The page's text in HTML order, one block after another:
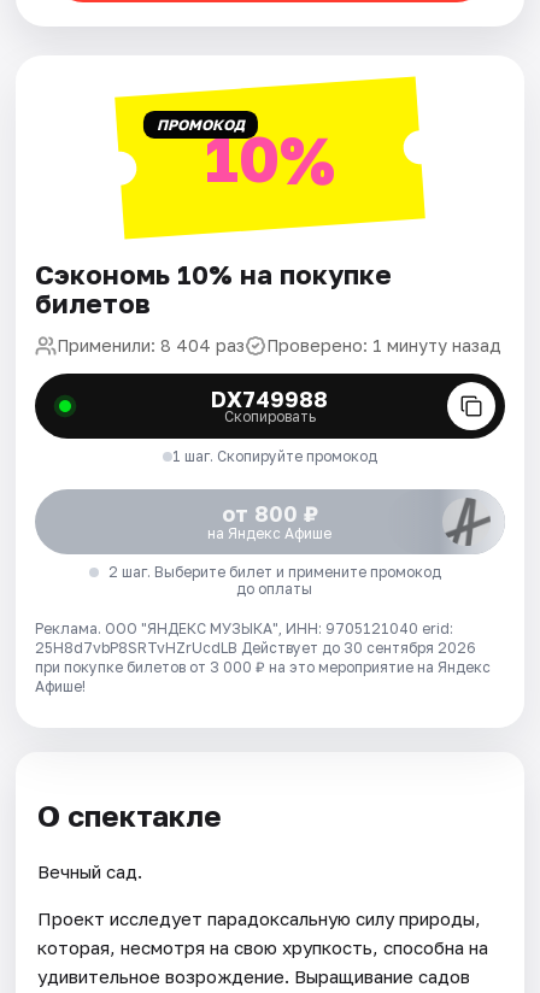
ПРОМОКОД10%
Сэкономь 10% на покупке
билетов
Применили: 8 404 раз Проверено: 1 минуту назад
DX749988
Скопировать
1 шаг. Скопируйте промокод
от 800 ₽
на Яндекс Афише
2 шаг. Выберите билет и примените промокод
до оплаты
Реклама. ООО "ЯНДЕКС МУЗЫКА", ИНН: 9705121040 erid:
25H8d7vbP8SRTvHZrUcdLB Действует до 30 сентября 2026
при покупке билетов от 3 000 ₽ на это мероприятие на Яндекс
Афише!
О спектакле
Вечный сад.
Проект исследует парадоксальную силу природы,
которая, несмотря на свою хрупкость, способна на
удивительное возрождение. Выращивание садов